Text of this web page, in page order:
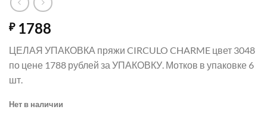
₽1788
ЦЕЛАЯ УПАКОВКА пряжи CIRCULO CHARME цвет 3048
по цене 1788 рублей за УПАКОВКУ. Мотков в упаковке 6
шт.
Нет в наличии